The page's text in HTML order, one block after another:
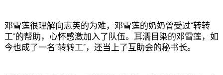
邓雪莲很理解向志英的为难，邓雪莲的奶奶曾受过“转转
工”的帮助，心怀感激加入了队伍。耳濡目染的邓雪莲，如
今也成了一名“转转工”，还当上了互助会的秘书长。